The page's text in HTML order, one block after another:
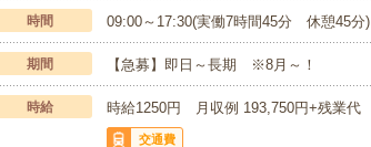
時間 09:00～17:30(実働7時間45分 休憩45分)
期間 【急募】即日～長期 ※8月～！
時給 時給1250円 月収例 193,750円+残業代
交通費